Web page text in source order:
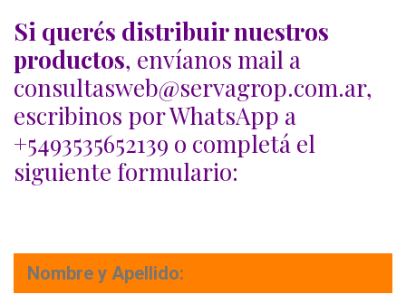
Si querés distribuir nuestros
productos, envíanos mail a
consultasweb@servagrop.com.ar,
escribinos por WhatsApp a
+5493535652139 o completá el
siguiente formulario: